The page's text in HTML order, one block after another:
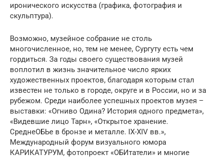
иронического искусства (графика, фотография и
скульптура).
Возможно, музейное собрание не столь
многочисленное, но, тем не менее, Сургуту есть чем
гордиться. За годы своего существования музей
воплотил в жизнь значительное число ярких
художественных проектов, благодаря которым стал
известен не только в городе, округе и в России, но и за
рубежом. Среди наиболее успешных проектов музея –
выставки: «Огниво Одина? История одного предмета»,
«Видевшие лицо Тарн», «Открытое хранение.
СреднеОБЬе в бронзе и металле. IX-XIV вв.»,
Международный форум визуального юмора
КАРИКАТУРУМ, фотопроект «ОБИтатели» и многие